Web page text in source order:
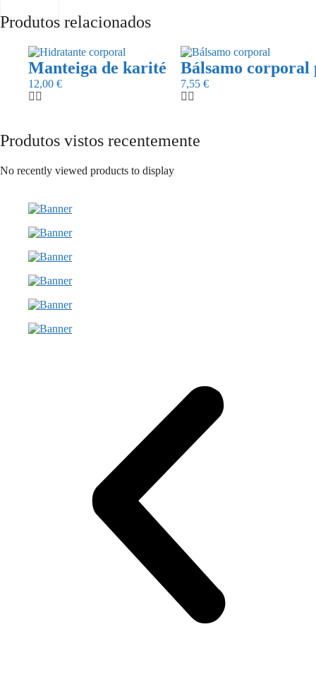
Produtos relacionados
Manteiga de karité
12,00 €
Bálsamo corporal
7,55 €
Produtos vistos recentemente
No recently viewed products to display